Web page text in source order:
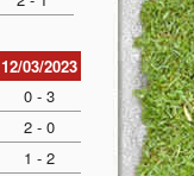
12/03/2023
0 - 3
2 - 0
1 - 2